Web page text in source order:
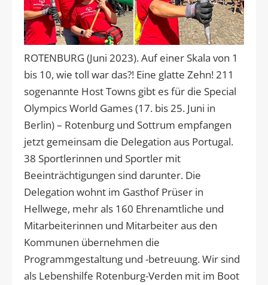
ROTENBURG (Juni 2023). Auf einer Skala von 1
bis 10, wie toll war das?! Eine glatte Zehn! 211
sogenannte Host Towns gibt es für die Special
Olympics World Games (17. bis 25. Juni in
Berlin) – Rotenburg und Sottrum empfangen
jetzt gemeinsam die Delegation aus Portugal.
38 Sportlerinnen und Sportler mit
Beeinträchtigungen sind darunter. Die
Delegation wohnt im Gasthof Prüser in
Hellwege, mehr als 160 Ehrenamtliche und
Mitarbeiterinnen und Mitarbeiter aus den
Kommunen übernehmen die
Programmgestaltung und -betreuung. Wir sind
als Lebenshilfe Rotenburg-Verden mit im Boot